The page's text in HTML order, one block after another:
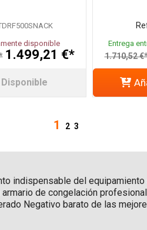
disponible
1.499,21 €*
Disponible
Entrega
1.710,52
1 2 3
indispensable del equipamiento
de congelación
Negativo barato de las